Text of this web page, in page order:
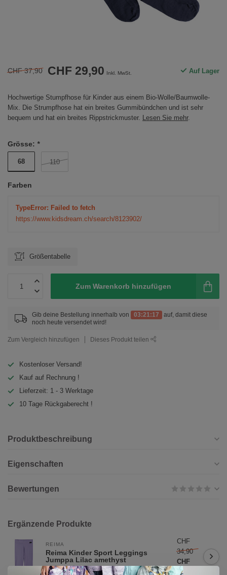
CHF 37,90 CHF 29,90 Inkl. MwSt. Auf Lager
Hochwertige Stumpfhose für Kinder aus einem Bio-Wolle/Baumwolle-
Mix. Die Strumpfhose hat ein breites Gummibündchen und ist sehr
bequem und hat ein breites Rippstrickmuster. Lesen Sie mehr.
Grösse: *
68 110
Farben
TypeError: Failed to fetch
https://www.kidsdream.ch/search/8123902/
Größentabelle
Zum Warenkorb hinzufügen
Gib deine Bestellung innerhalb von 03:21:17
auf, damit diese
noch heute versendet wird!
Zum Vergleich hinzufügen Dieses Produkt teilen
Kostenloser Versand!
Kauf auf Rechnung !
Lieferzeit: 1 - 3 Werktage
10 Tage Rückgaberecht !
Produktbeschreibung
Eigenschaften
Bewertungen
Ergänzende Produkte
REIMA
Reima Kinder Sport Leggings
Jumppa Lilac amethyst
Nicht auf Lager
CHF
34,90
CHF
27,90